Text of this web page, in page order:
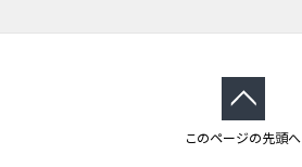
このページの先頭へ